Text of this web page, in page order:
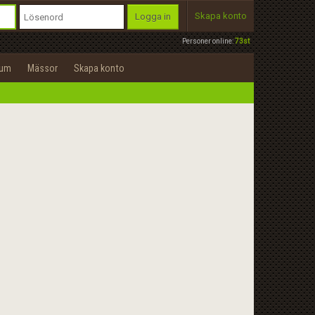
Personer online:73st
Logga in Skapa konto
Mässor Skapa konto